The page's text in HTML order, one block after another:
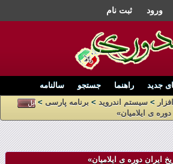
ورود ثبت نام
جدید راهنما جستجو
سالنامه
> سیستم اندروید > برنامه پارسی >
دوره ی ایلامیان»
ایران دوره ی ایلامیان»